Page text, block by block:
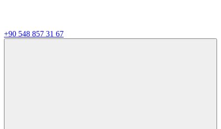
+90 548 857 31 67